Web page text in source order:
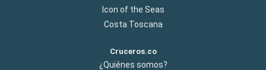
Icon of the Seas
Costa Toscana
Cruceros.co
¿Quiénes somos?